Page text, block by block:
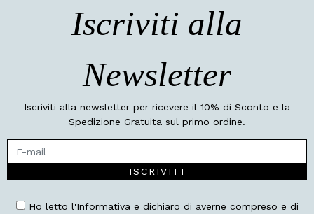
Iscriviti alla
Newsletter
Iscriviti alla newsletter per ricevere il 10% di Sconto e la
Spedizione Gratuita sul primo ordine.
ISCRIVITI
Ho letto l'Informativa e dichiaro di averne compreso e di